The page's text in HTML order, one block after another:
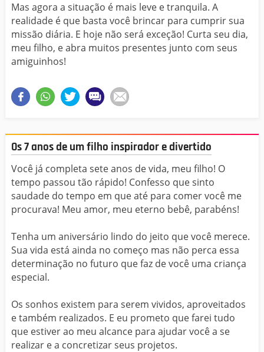
Mas agora a situação é mais leve e tranquila. A
realidade é que basta você brincar para cumprir sua
missão diária. E hoje não será exceção! Curta seu dia,
meu filho, e abra muitos presentes junto com seus
amiguinhos!
Os 7 anos de um filho inspirador e divertido
Você já completa sete anos de vida, meu filho! O
tempo passou tão rápido! Confesso que sinto
saudade do tempo em que até para comer você me
procurava! Meu amor, meu eterno bebê, parabéns!
Tenha um aniversário lindo do jeito que você merece.
Sua vida está ainda no começo mas não perca essa
determinação no futuro que faz de você uma criança
especial.
Os sonhos existem para serem vividos, aproveitados
e também realizados. E eu prometo que farei tudo
que estiver ao meu alcance para ajudar você a se
realizar e a concretizar seus projetos.